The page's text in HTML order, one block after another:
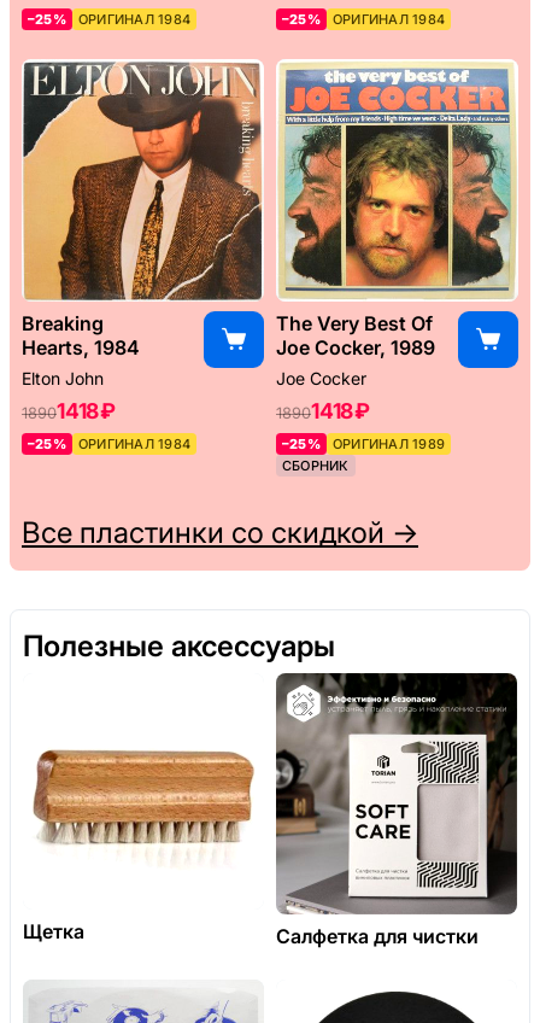
–25% ОРИГИНАЛ 1984 –25% ОРИГИНАЛ 1984
Breaking
Hearts, 1984
Elton John
18901418 ₽
–25% ОРИГИНАЛ 1984
The Very Best Of
Joe Cocker, 1989
Joe Cocker
18901418 ₽
–25%
ОРИГИНАЛ 1989
СБОРНИК
Все пластинки со скидкой →
Полезные аксессуары
Щетка Салфетка для чистки